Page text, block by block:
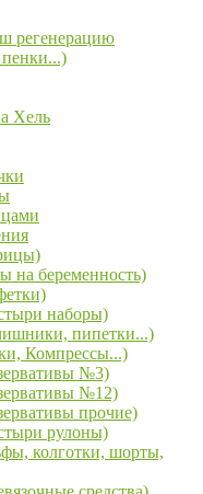
регенерацию
пенки...)
Хель
на беременность)
наборы)
пипетки...)
Компрессы...)
№3)
№12)
прочие)
рулоны)
колготки, шорты,